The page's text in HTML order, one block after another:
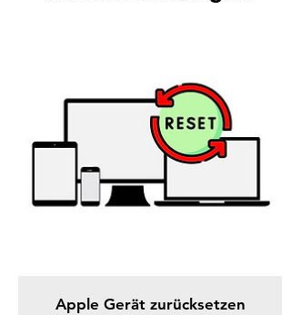
Apple Gerät zurücksetzen